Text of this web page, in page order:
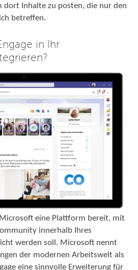
dort Inhalte zu posten, die nur den
betreffen.
in Ihr
eine Plattform bereit, mit
innerhalb Ihres
werden soll. Microsoft nennt
der modernen Arbeitswelt als
eine sinnvolle Erweiterung für